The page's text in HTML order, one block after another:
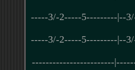
-----3/-2-----5---------|--
-----3/-2-----5---------|--
------------------------